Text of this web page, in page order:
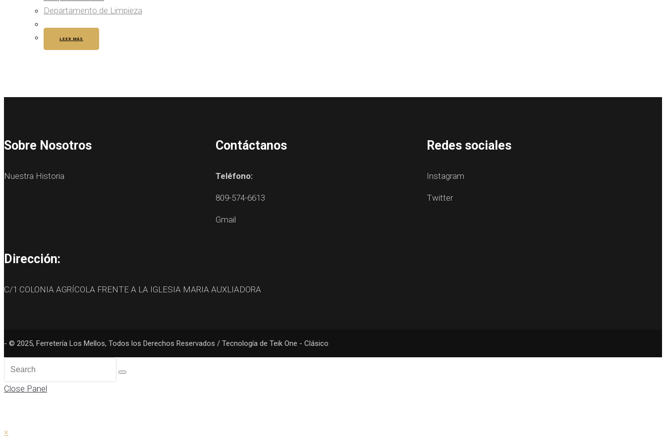
Departamento de Limpieza
LEER MÁS
Sobre Nosotros
Nuestra Historia
Contáctanos
Teléfono:
809-574-6613
Gmail
Redes sociales
Instagram
Twitter
Dirección:
C/1 COLONIA AGRÍCOLA FRENTE A LA IGLESIA MARIA AUXLIADORA
- © 2025, Ferretería Los Mellos, Todos los Derechos Reservados / Tecnología de Teik One - Clásico
Close Panel
×